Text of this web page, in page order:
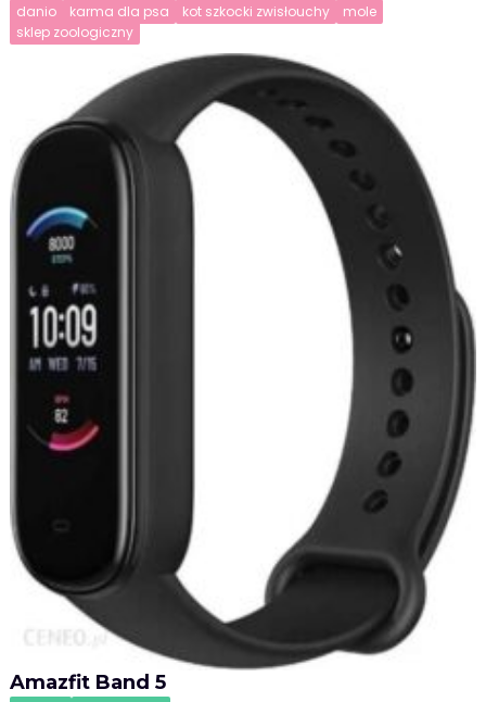
danio karma dla psa kot szkocki zwisłouchy
mole
sklep zoologiczny
Amazfit Band 5